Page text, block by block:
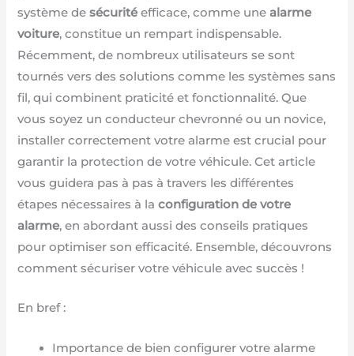
système desécurité efficace, comme unealarme
voiture, constitue un rempart indispensable.
Récemment, de nombreux utilisateurs se sont
tournés vers des solutions comme les systèmes sans
fil, qui combinent praticité et fonctionnalité. Que
vous soyez un conducteur chevronné ou un novice,
installer correctement votre alarme est crucial pour
garantir la protection de votre véhicule. Cet article
vous guidera pas à pas à travers les différentes
étapes nécessaires à laconfiguration de votre
alarme, en abordant aussi des conseils pratiques
pour optimiser son efficacité. Ensemble, découvrons
comment sécuriser votre véhicule avec succès !
En bref :
Importance de bien configurer votre alarme